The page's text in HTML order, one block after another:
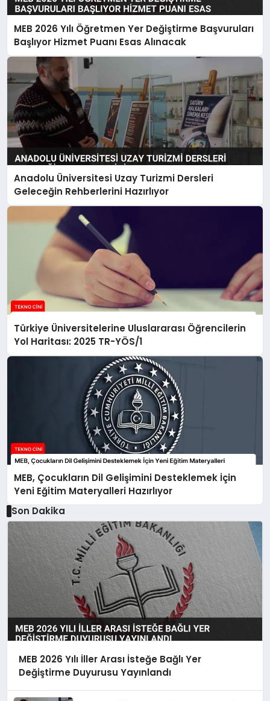
MEB 2026 Yılı Öğretmen Yer Değiştirme Başvuruları
Başlıyor Hizmet Puanı Esas Alınacak
Anadolu Üniversitesi Uzay Turizmi Dersleri
Geleceğin Rehberlerini Hazırlıyor
Türkiye Üniversitelerine Uluslararası Öğrencilerin
Yol Haritası: 2025 TR-YÖS/1
MEB, Çocukların Dil Gelişimini Desteklemek İçin
Yeni Eğitim Materyalleri Hazırlıyor
Son Dakika
MEB 2026 Yılı İller Arası İsteğe Bağlı Yer
Değiştirme Duyurusu Yayınlandı